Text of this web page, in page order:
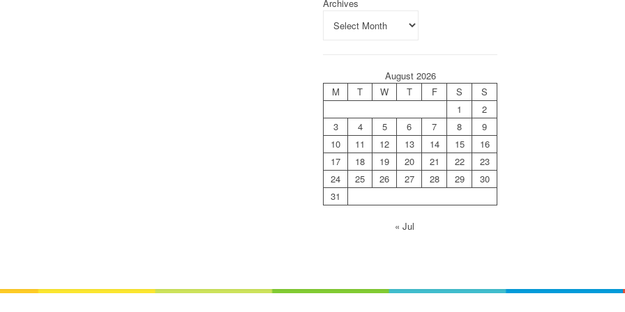
Archives
August 2026
M
T W T F S
S
1
2
3
4 5 6 7 8
9
10
11 12 13 14 15
16
17
18 19 20 21 22
23
24
25 26 27 28 29
30
31
« Jul